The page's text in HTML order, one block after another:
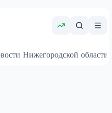
Нижегородской области